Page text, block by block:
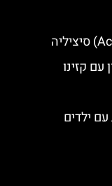
עם קזינו
ילדים